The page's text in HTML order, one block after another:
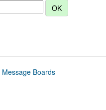
Message Boards